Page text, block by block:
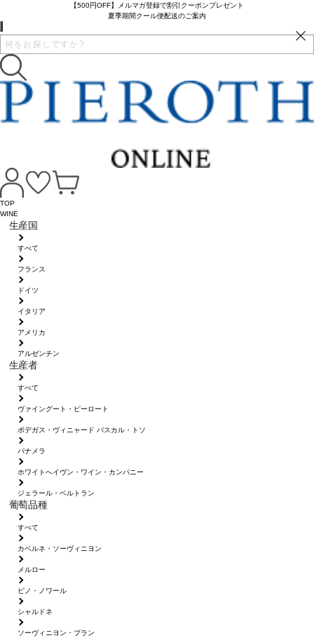
【500円OFF】メルマガ登録で割引クーポンプレゼント
夏季期間クール便配送のご案内
TOP
WINE
生産国
すべて
フランス
ドイツ
イタリア
アメリカ
アルゼンチン
生産者
すべて
ヴァイングート・ピーロート
ボデガス・ヴィニャード パスカル・トソ
パナメラ
ホワイトへイヴン・ワイン・カンパニー
ジェラール・ベルトラン
葡萄品種
すべて
カベルネ・ソーヴィニヨン
メルロー
ピノ・ノワール
シャルドネ
ソーヴィニヨン・ブラン